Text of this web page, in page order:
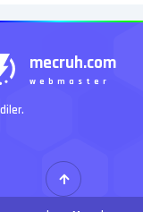
mecruh.com
webmaster